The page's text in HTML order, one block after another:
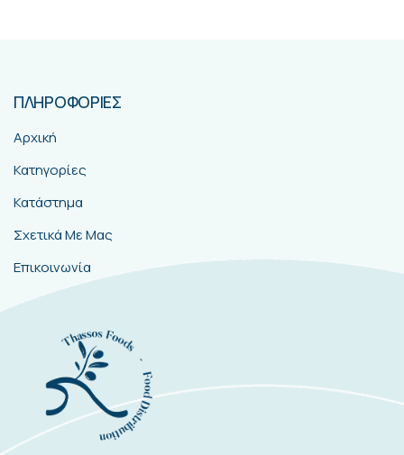
ΠΛΗΡΟΦΟΡΙΕΣ
Αρχική
Κατηγορίες
Κατάστημα
Σχετικά Με Μας
Επικοινωνία